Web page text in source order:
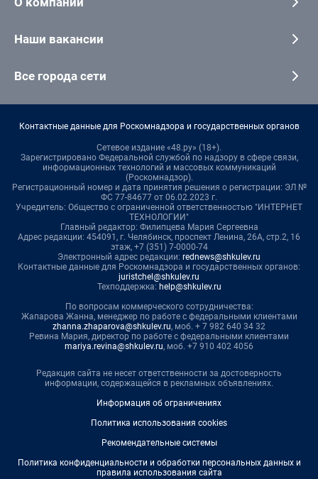
Наши вакансии
Все города сети
Контактные данные для Роскомнадзора и государственных органов
Сетевое издание «48.ру» (18+).
Зарегистрировано Федеральной службой по надзору в сфере связи,
информационных технологий и массовых коммуникаций
(Роскомнадзор).
Регистрационный номер и дата принятия решения о регистрации: ЭЛ №
ФС 77-84677 от 06.02.2023 г.
Учредитель: Общество с ограниченной ответственностью "ИНТЕРНЕТ
ТЕХНОЛОГИИ"
Главный редактор: Филипцева Мария Сергеевна
Адрес редакции: 454091, г. Челябинск, проспект Ленина, 26А, стр.2, 16
этаж, +7 (351) 7-0000-74
Электронный адрес редакции: rednews@shkulev.ru
Контактные данные для Роскомнадзора и государственных органов:
juristchel@shkulev.ru
Техподдержка: help@shkulev.ru
По вопросам коммерческого сотрудничества:
Жапарова Жанна, менеджер по работе с федеральными клиентами
zhanna.zhaparova@shkulev.ru, моб. + 7 982 640 34 32
Ревина Мария, директор по работе с федеральными клиентами
mariya.revina@shkulev.ru, моб. +7 910 402 4056
Редакция сайта не несет ответственности за достоверность
информации, содержащейся в рекламных объявлениях.
Информация об ограничениях
Политика использования cookies
Рекомендательные системы
Политика конфиденциальности и обработки персональных данных и
правила использования сайта